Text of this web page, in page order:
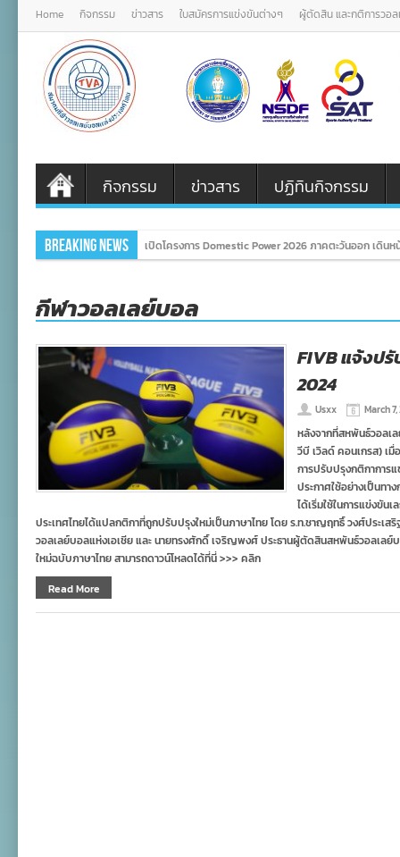
Home กิจกรรม ข่าวสาร ใบสมัครการแข่งขันต่างๆ ผู้ตัดสิน และกติการวอ
กิจกรรม ข่าวสาร ปฏิทินกิจกรรม
Breaking News เปิดโครงการ Domestic Power 2026 ภาคตะวันออก เดิน
กีฬาวอลเลย์บอล
FIVB แจ้งปรั
2024
Usxx March
หลังจากที่สหพันธ์วอลเ
วีบี เวิลด์ คอนเกรส) เ
การปรับปรุงกติกาการ
ประกาศใช้อย่างเป็นทา
ได้เริ่มใช้ในการแข่งขั
ประเทศไทยได้แปลกติกาที่ถูกปรับปรุงใหม่เป็นภาษาไทย โดย ร.ท.ชาญฤทธิ์ วงศ์ประ
วอลเลย์บอลแห่งเอเชีย และ นายทรงศักดิ์ เจริญพงศ์ ประธานผู้ตัดสินสหพันธ์วอลเลย์
ใหม่ฉบับภาษาไทย สามารถดาวน์โหลดได้ที่นี่ >>> คลิก
Read More